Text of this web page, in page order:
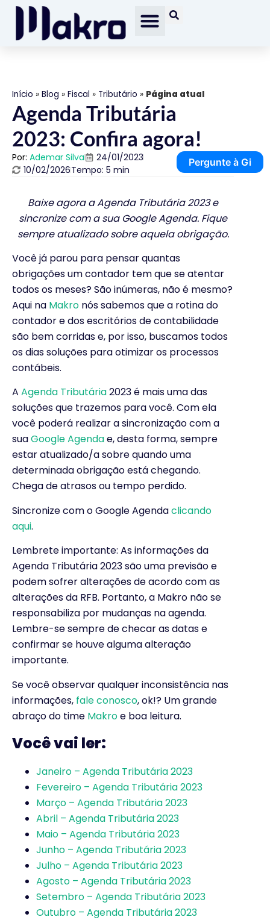
Início » Blog » Fiscal » Tributário » Página atual
Agenda Tributária
2023: Confira agora!
Por: Ademar Silva
24/01/2023
10/02/2026Tempo: 5 min
Pergunte à Gi
Baixe agora a Agenda Tributária 2023 e
sincronize com a sua Google Agenda. Fique
sempre atualizado sobre aquela obrigação.
Você já parou para pensar quantas
obrigações um contador tem que se atentar
todos os meses? São inúmeras, não é mesmo?
Aqui na Makro nós sabemos que a rotina do
contador e dos escritórios de contabilidade
são bem corridas e, por isso, buscamos todos
os dias soluções para otimizar os processos
contábeis.
A Agenda Tributária2023 é mais uma das
soluções que trazemos para você. Com ela
você poderá realizar a sincronização com a
suaGoogle Agendae, desta forma, sempre
estar atualizado/a sobre quando uma
determinada obrigação está chegando.
Chega de atrasos ou tempo perdido.
Sincronize com o Google Agendaclicando
aqui.
Lembrete importante: As informações da
Agenda Tributária 2023 são uma previsão e
podem sofrer alterações de acordo com as
alterações da RFB. Portanto, a Makro não se
responsabiliza por mudanças na agenda.
Lembre-se sempre de checar as datas e
confirmar se houve alguma alteração
importante.
Se você observar qualquer inconsistência nas
informações, fale conosco, ok!? Um grande
abraço do time Makroe boa leitura.
Você vai ler:
Janeiro – Agenda Tributária 2023
Fevereiro – Agenda Tributária 2023
Março – Agenda Tributária 2023
Abril – Agenda Tributária 2023
Maio – Agenda Tributária 2023
Junho – Agenda Tributária 2023
Julho – Agenda Tributária 2023
Agosto – Agenda Tributária 2023
Setembro – Agenda Tributária 2023
Outubro – Agenda Tributária 2023